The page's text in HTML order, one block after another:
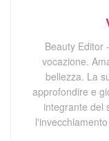
Beauty Editor
vocazione.
bellezza. La
approfondire e
integrante del